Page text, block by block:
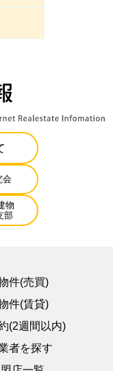
会
物
部
件(売買)
件(賃貸)
(2週間以内)
者を探す